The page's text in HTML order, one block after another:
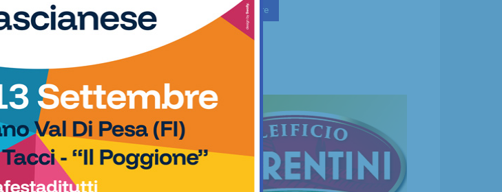
Calcio
Adesso è proprio ufficiale: il Grassina
giocherà in Serie D nella prossima
stagione
Continua a leggere